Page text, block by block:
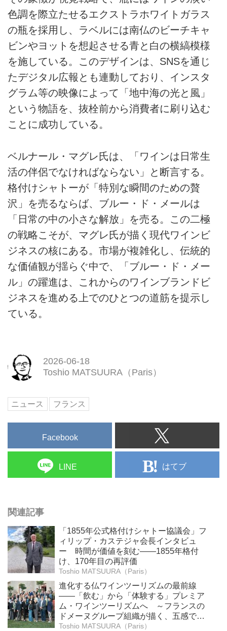
色調を際立たせるエクストラホワイトガラス
の瓶を採用し、ラベルには南仏のビーチキャ
ビンやヨットを想起させる青と白の横縞模様
を施している。このデザインは、SNSを通じ
たデジタル広報とも連動しており、インスタ
グラム等の映像によって「地中海の光と風」
という物語を、抜栓前から消費者に刷り込む
ことに成功している。
ベルナール・マグレ氏は、「ワインは日常生
活の伴侶でなければならない」と断言する。
格付けシャトーが「特別な瞬間のための贅
沢」を売るならば、ブルー・ド・メールは
「日常の中の小さな解放」を売る。この二極
の戦略こそが、マグレ氏が描く現代ワインビ
ジネスの核にある。市場が複雑化し、伝統的
な価値観が揺らぐ中で、「ブルー・ド・メー
ル」の躍進は、これからのワインブランドビ
ジネスを進める上でのひとつの道筋を提示し
ている。
2026-06-18
Toshio MATSUURA（Paris）
ニュース フランス
Facebook
LINE はてブ
関連記事
「1855年公式格付けシャトー協議会」フ
ィリップ・カステジャ会長インタビュ
ー 時間が価値を刻む——1855年格付
け、170年目の再評価
Toshio MATSUURA（Paris）
進化する仏ワインツーリズムの最前線
――「飲む」から「体験する」プレミア
ム・ワインツーリズムへ ～フランスの
ドメーヌグループ組織が描く、五感で深
掘りする次世代のテロワール体験
Toshio MATSUURA（Paris）